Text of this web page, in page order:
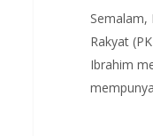
Semalam,
Rakyat
Ibrahim